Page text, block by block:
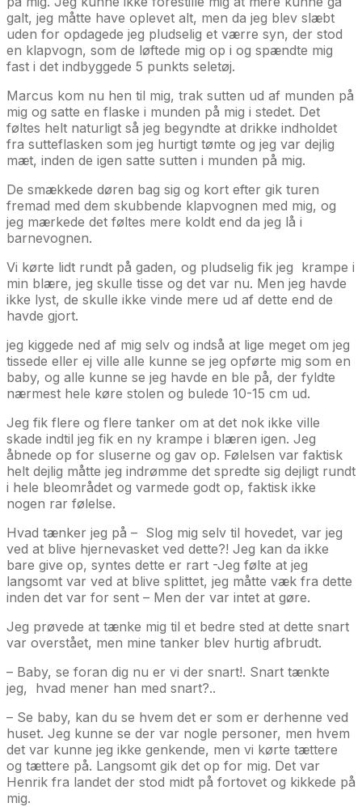
galt, jeg måtte have oplevet alt, men da jeg blev slæbt
uden for opdagede jeg pludselig et værre syn, der stod
en klapvogn, som de løftede mig op i og spændte mig
fast i det indbyggede 5 punkts seletøj.
Marcus kom nu hen til mig, trak sutten ud af munden på
mig og satte en flaske i munden på mig i stedet. Det
føltes helt naturligt så jeg begyndte at drikke indholdet
fra sutteflasken som jeg hurtigt tømte og jeg var dejlig
mæt, inden de igen satte sutten i munden på mig.
De smækkede døren bag sig og kort efter gik turen
fremad med dem skubbende klapvognen med mig, og
jeg mærkede det føltes mere koldt end da jeg lå i
barnevognen.
Vi kørte lidt rundt på gaden, og pludselig fik jeg krampe i
min blære, jeg skulle tisse og det var nu. Men jeg havde
ikke lyst, de skulle ikke vinde mere ud af dette end de
havde gjort.
jeg kiggede ned af mig selv og indså at lige meget om jeg
tissede eller ej ville alle kunne se jeg opførte mig som en
baby, og alle kunne se jeg havde en ble på, der fyldte
nærmest hele køre stolen og bulede 10-15 cm ud.
Jeg fik flere og flere tanker om at det nok ikke ville
skade indtil jeg fik en ny krampe i blæren igen. Jeg
åbnede op for sluserne og gav op. Følelsen var faktisk
helt dejlig måtte jeg indrømme det spredte sig dejligt rundt
i hele bleområdet og varmede godt op, faktisk ikke
nogen rar følelse.
Hvad tænker jeg på – Slog mig selv til hovedet, var jeg
ved at blive hjernevasket ved dette?! Jeg kan da ikke
bare give op, syntes dette er rart -Jeg følte at jeg
langsomt var ved at blive splittet, jeg måtte væk fra dette
inden det var for sent – Men der var intet at gøre.
Jeg prøvede at tænke mig til et bedre sted at dette snart
var overstået, men mine tanker blev hurtig afbrudt.
– Baby, se foran dig nu er vi der snart!. Snart tænkte
jeg, hvad mener han med snart?..
– Se baby, kan du se hvem det er som er derhenne ved
huset. Jeg kunne se der var nogle personer, men hvem
det var kunne jeg ikke genkende, men vi kørte tættere
og tættere på. Langsomt gik det op for mig. Det var
Henrik fra landet der stod midt på fortovet og kikkede på
mig.